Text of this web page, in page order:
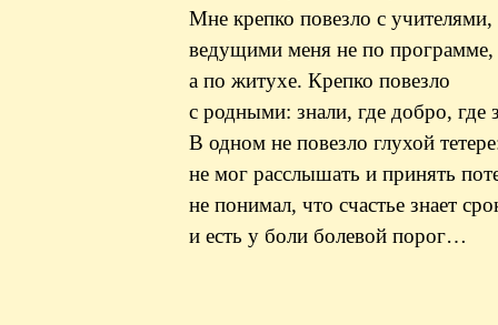
Мне крепко повезло с учителями,
ведущими меня не по программе,
а по житухе. Крепко повезло
с родными: знали, где добро, где
В одном не повезло глухой тетере
не мог расслышать и принять
не понимал, что счастье знает
и есть у боли болевой порог…